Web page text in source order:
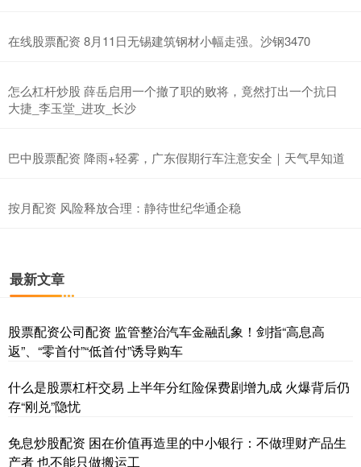
在线股票配资 8月11日无锡建筑钢材小幅走强。沙钢3470
怎么杠杆炒股 薛岳启用一个撤了职的败将，竟然打出一个抗日
大捷_李玉堂_进攻_长沙
巴中股票配资 降雨+轻雾，广东假期行车注意安全｜天气早知道
按月配资 风险释放合理：静待世纪华通企稳
最新文章
股票配资公司配资 监管整治汽车金融乱象！剑指“高息高
返”、“零首付”“低首付”诱导购车
什么是股票杠杆交易 上半年分红险保费剧增九成 火爆背后仍
存“刚兑”隐忧
免息炒股配资 困在价值再造里的中小银行：不做理财产品生
产者 也不能只做搬运工